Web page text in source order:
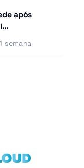
após
semana